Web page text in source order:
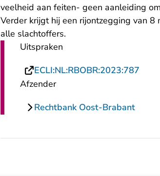
veelheid aan feiten- geen aanleiding
Verder krijgt hij een rijontzegging van
alle slachtoffers.
Uitspraken
ECLI:NL:RBOBR:2023:787
Afzender
Rechtbank Oost-Brabant